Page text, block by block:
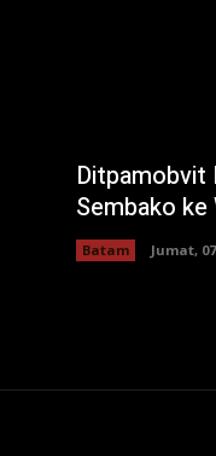
Ditpamobvit
Sembako
Batam Jumat,